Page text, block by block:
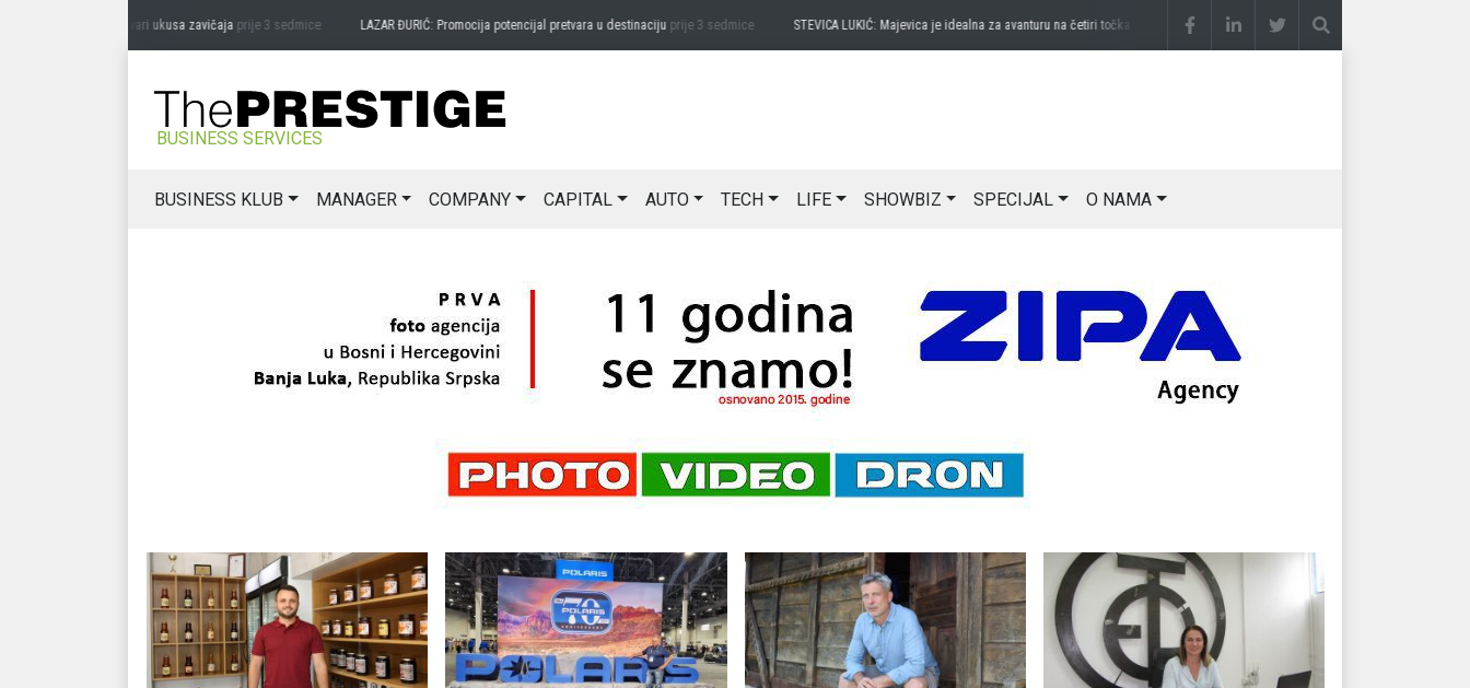
MIĆANOVIĆ: Čuvari ukusa zavičajaprije 3 sedmice LAZAR ĐURIĆ: Promocija potencijal pretvara u destinacijuprije 3 sedmice STEVICA LUKIĆ: Majevica je idealna za avanturu na četiri točkaprije 3 sedmice DRAGAN OSTOJIĆ: Moj karakter je iskovan
BUSINESS SERVICES
BUSINESS KLUB MANAGER COMPANY CAPITAL AUTO TECH LIFE SHOWBIZ SPECIJAL O NAMA